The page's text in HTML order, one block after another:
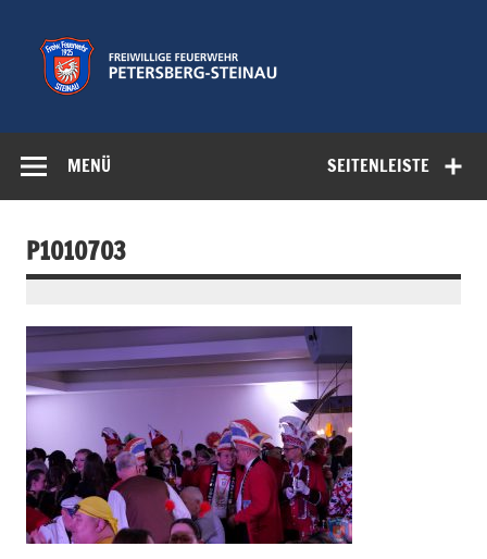
springen
Feuerwehr
Petersberg-
SEITENLEISTE
MENÜ
P1010703